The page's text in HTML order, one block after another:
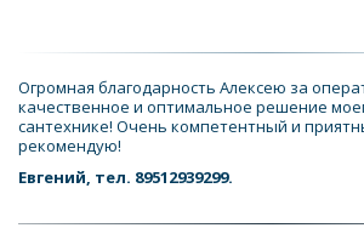
Огромная благодарность Алексею за
качественное и оптимальное решение
сантехнике! Очень компетентный и
рекомендую!
Евгений, тел. 89512939299.